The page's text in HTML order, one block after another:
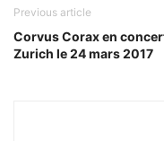
Previous article
Corvus Corax en
Zurich le 24 mars 2017